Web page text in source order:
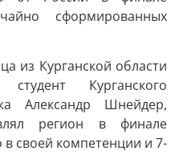
сформированных
из Курганской области
Курганского
Александр Шнейдер,
регион в финале
своей компетенции и 7-